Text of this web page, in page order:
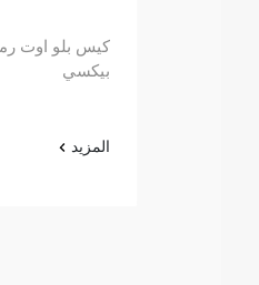
كيس بلو اوت
بيكسي
المزيد